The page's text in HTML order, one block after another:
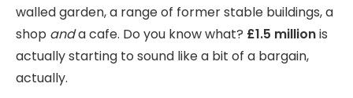
walled garden, a range of former stable buildings, a
shop anda cafe. Do you know what? £1.5 millionis
actually starting to sound like a bit of a bargain,
actually.